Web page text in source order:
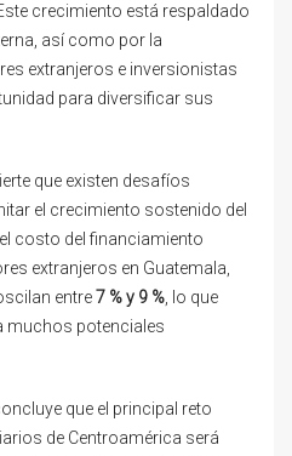
crecimiento está respaldado
así como por la
extranjeros e inversionistas
para diversificar sus
que existen desafíos
el crecimiento sostenido del
costo del financiamiento
extranjeros en Guatemala,
entre7 % y 9 % , lo que
muchos potenciales
que el principal reto
de Centroamérica será